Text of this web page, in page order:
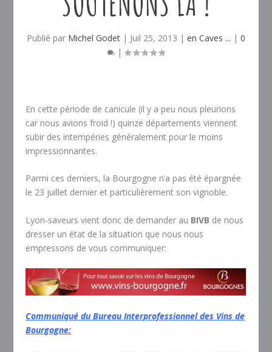
Publié par Michel Godet | Juil 25, 2013 | en Caves ... | 0
|
En cette période de canicule (il y a peu nous pleurions
car nous avions froid !) quinze départements viennent
subir des intempéries généralement pour le moins
impressionnantes.
Parmi ces derniers, la Bourgogne n’a pas été épargnée
le 23 juillet dernier et particulièrement son vignoble.
Lyon-saveurs vient donc de demander au BIVB de nous
dresser un état de la situation que nous nous
empressons de vous communiquer:
Communiqué du Bureau Interprofessionnel des Vins de
Bourgogne: